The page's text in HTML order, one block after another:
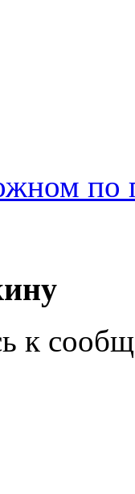
по
к